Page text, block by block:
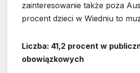
zainteresowanie także poza
procent dzieci w Wiedniu to
Liczba: 41,2 procent w
obowiązkowych